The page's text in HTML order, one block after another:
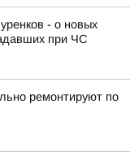
- о новых
при ЧС
ремонтируют по